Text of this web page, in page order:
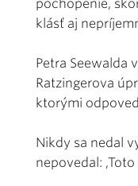
pochopenie,
klásť aj
Petra Seewalda
Ratzingerova
ktorými
Nikdy sa nedal
nepovedal: ,Toto